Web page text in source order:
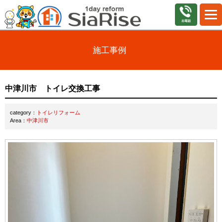
施工事例
中津川市 トイレ交換工事
category：
トイレリフォーム
Area： 中津川市